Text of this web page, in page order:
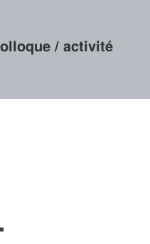
/ activité